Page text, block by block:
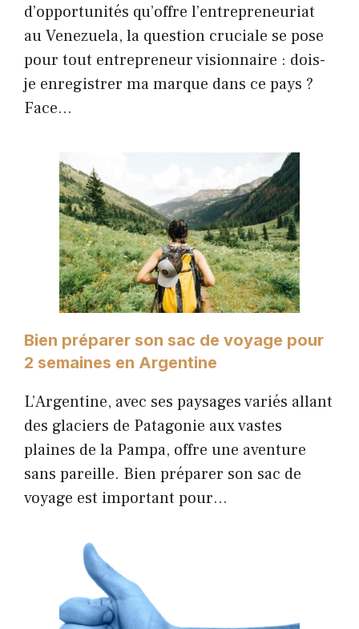
d’opportunités qu’offre l’entrepreneuriat
au Venezuela, la question cruciale se pose
pour tout entrepreneur visionnaire : dois-
je enregistrer ma marque dans ce pays ?
Face…
Bien préparer son sac de voyage pour
2 semaines en Argentine
L’Argentine, avec ses paysages variés allant
des glaciers de Patagonie aux vastes
plaines de la Pampa, offre une aventure
sans pareille. Bien préparer son sac de
voyage est important pour…